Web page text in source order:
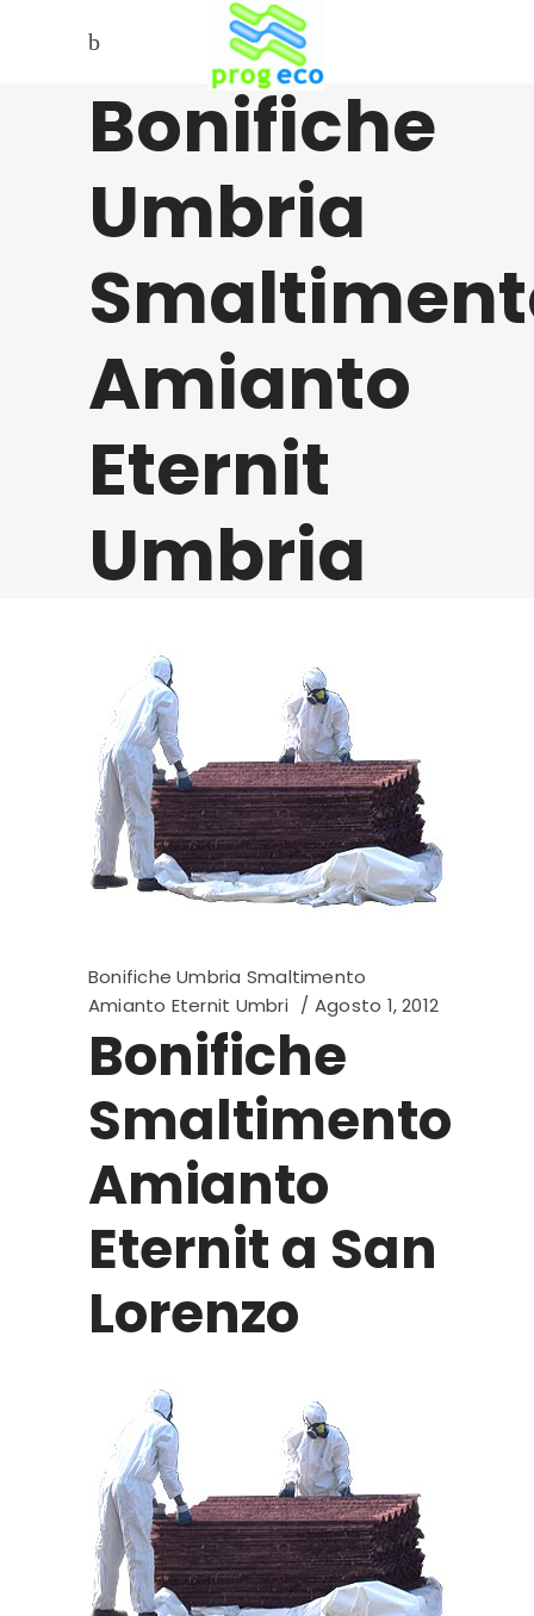
Bonifiche
Umbria
Amianto
Eternit
Umbria
Bonifiche Umbria Smaltimento
Amianto Eternit Umbri
Agosto 1, 2012
Bonifiche
Smaltimento
Amianto
Eternit a San
Lorenzo